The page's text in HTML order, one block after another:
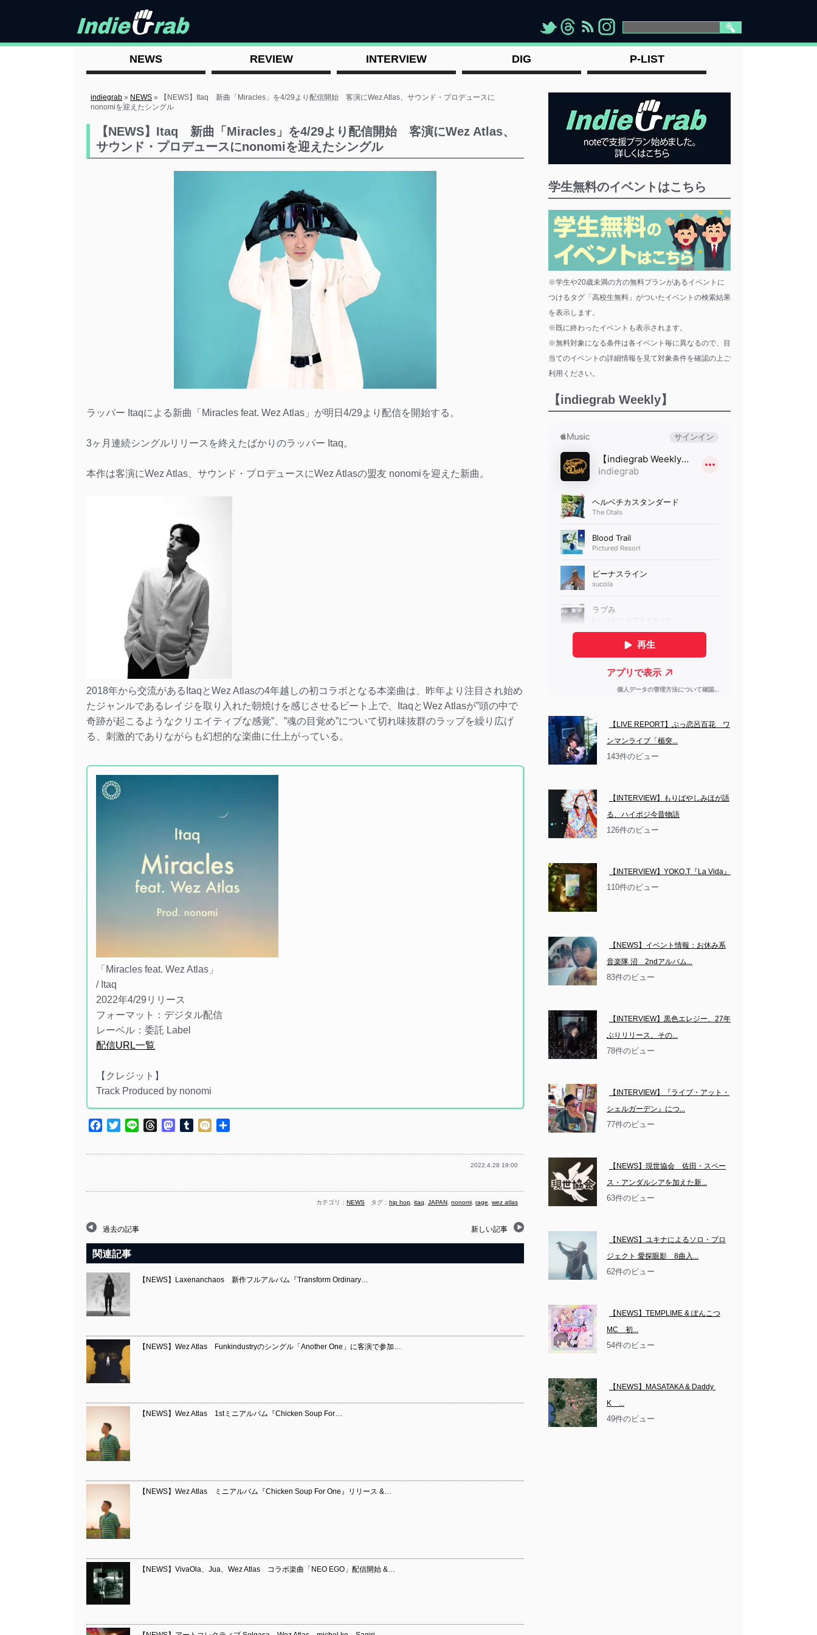
"> "> "> " >
NEWS REVIEW INTERVIEW DIG P-LIST
indiegrab » NEWS »
【NEWS】Itaq 新曲「Miracles」を4/29より配信開始 客演にWez Atlas、サウンド・プロデュースに
nonomiを迎えたシングル
【NEWS】Itaq 新曲「Miracles」を4/29より配信開始 客演にWez Atlas、
サウンド・プロデュースにnonomiを迎えたシングル
ラッパー Itaqによる新曲「Miracles feat. Wez Atlas」が明日4/29より配信を開始する。
3ヶ月連続シングルリリースを終えたばかりのラッパー Itaq。
本作は客演にWez Atlas、サウンド・プロデュースにWez Atlasの盟友 nonomiを迎えた新曲。
2018年から交流があるItaqとWez Atlasの4年越しの初コラボとなる本楽曲は、昨年より注目され始め
たジャンルであるレイジを取り入れた朝焼けを感じさせるビート上で、ItaqとWez Atlasが”頭の中で
奇跡が起こるようなクリエイティブな感覚”、”魂の目覚め”について切れ味抜群のラップを繰り広げ
る、刺激的でありながらも幻想的な楽曲に仕上がっている。
「Miracles feat. Wez Atlas」
/ Itaq
2022年4/29リリース
フォーマット：デジタル配信
レーベル：委託 Label
配信URL一覧
【クレジット】
Track Produced by nonomi
Facebook
TwitterLine ThreadsMastodon
TumblrMixi
2022.4.28 19:00
カテゴリ： NEWS タグ： hip hop itaq JAPAN nonomi rage wez atlas
過去の記事 新しい記事
関連記事
【NEWS】Laxenanchaos 新作フルアルバム『Transform Ordinary…
【NEWS】Wez Atlas Funkindustryのシングル「Another One」に客演で参加…
【NEWS】Wez Atlas 1stミニアルバム『Chicken Soup For…
【NEWS】Wez Atlas ミニアルバム『Chicken Soup For One』リリース &…
【NEWS】VivaOla、Jua、Wez Atlas コラボ楽曲「NEO EGO」配信開始 &…
学生無料のイベントはこちら
※学生や20歳未満の方の無料プランがあるイベントに
つけるタグ「高校生無料」がついたイベントの検索結果
を表示します。
※既に終わったイベントも表示されます。
※無料対象になる条件は各イベント毎に異なるので、目
当てのイベントの詳細情報を見て対象条件を確認の上ご
利用ください。
【indiegrab Weekly】
【LIVE REPORT】ぶっ恋呂百花　ワ
ンマンライブ「楯突...
143件のビュー
【INTERVIEW】もりばやしみほが語
る、ハイポジ今昔物語
126件のビュー
【INTERVIEW】YOKO.T『La Vida』
110件のビュー
【NEWS】イベント情報：お休み系
音楽隊 沼　2ndアルバム...
83件のビュー
【INTERVIEW】黒色エレジー、27年
ぶりリリース。その...
78件のビュー
【INTERVIEW】『ライブ・アット・
シェルガーデン』につ...
77件のビュー
【NEWS】現世協会　佐田・スペー
ス・アンダルシアを加えた新...
63件のビュー
【NEWS】ユキナによるソロ・プロ
ジェクト 愛探眼影　8曲入...
62件のビュー
【NEWS】TEMPLIME & ぽんこつ
MC　初...
54件のビュー
【NEWS】MASATAKA & Daddy
K　...
49件のビュー